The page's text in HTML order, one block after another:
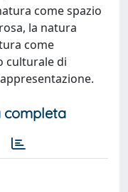
come spazio
la natura
come
culturale di
completa